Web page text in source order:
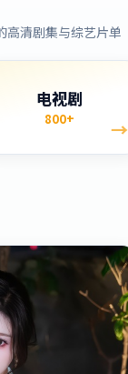
高清剧集与综艺片单
电视剧
800+ →